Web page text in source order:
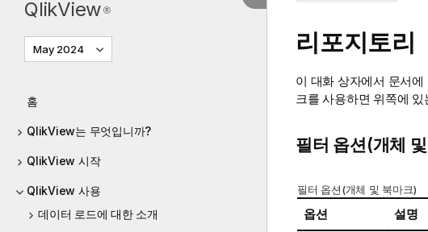
QlikView ®
May 2024
홈
QlikView는 무엇입니까?
QlikView 시작
QlikView 사용
데이터 로드에 대한 소개
리포지토리
이 대화 상자에서 문서
크를 사용하면 위쪽에
필터 옵션(개체
필터 옵션(개체 및 북마크)
옵션 설명